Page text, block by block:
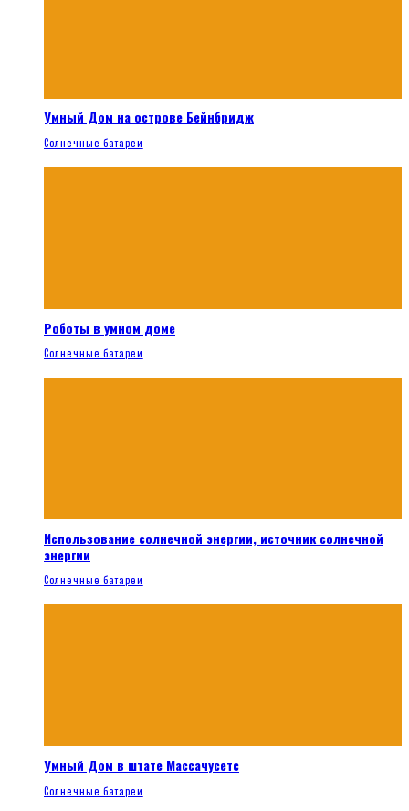
Умный Дом на острове Бейнбридж
Солнечные батареи
Роботы в умном доме
Солнечные батареи
Использование солнечной энергии, источник солнечной
энергии
Солнечные батареи
Умный Дом в штате Массачусетс
Солнечные батареи